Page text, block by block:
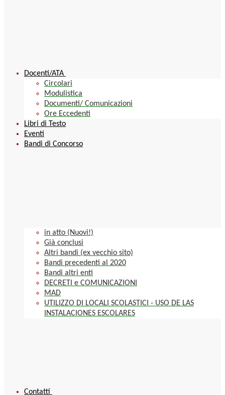
Docenti/ATA
Circolari
Modulistica
Documenti/ Comunicazioni
Ore Eccedenti
Libri di Testo
Eventi
Bandi di Concorso
in atto (Nuovi!)
Già conclusi
Altri bandi (ex vecchio sito)
Bandi precedenti al 2020
Bandi altri enti
DECRETI e COMUNICAZIONI
MAD
UTILIZZO DI LOCALI SCOLASTICI - USO DE LAS
INSTALACIONES ESCOLARES
Contatti